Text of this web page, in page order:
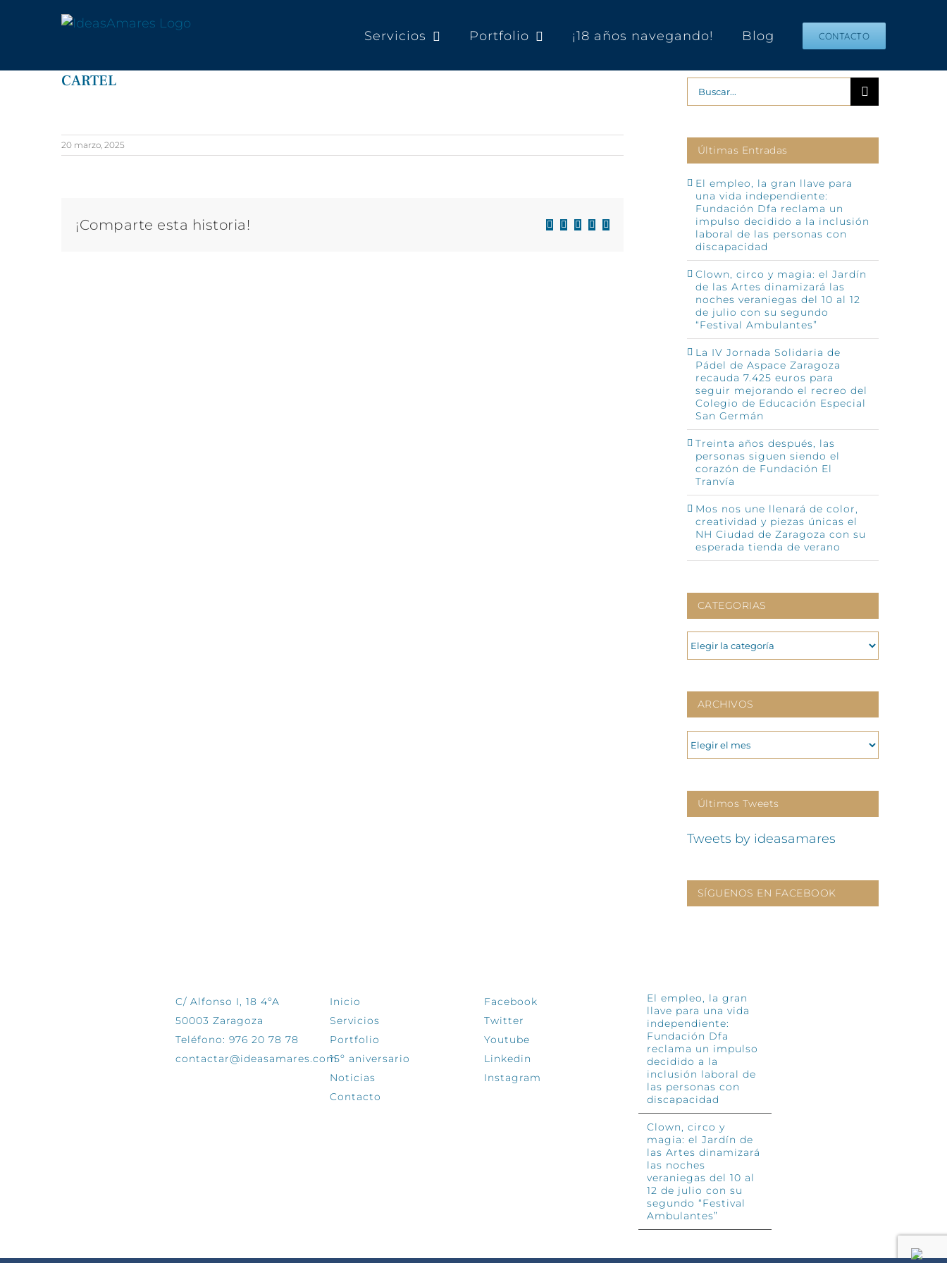
Servicios Portfolio ¡18 años navegando! Blog CONTACTO
CARTEL
20 marzo, 2025
¡Comparte esta historia! Facebook
X LinkedIn
WhatsApp
Correo
Buscar:
Últimas Entradas
El empleo, la gran llave para
una vida independiente:
Fundación Dfa reclama un
impulso decidido a la inclusión
laboral de las personas con
discapacidad
Clown, circo y magia: el Jardín
de las Artes dinamizará las
noches veraniegas del 10 al 12
de julio con su segundo
“Festival Ambulantes”
La IV Jornada Solidaria de
Pádel de Aspace Zaragoza
recauda 7.425 euros para
seguir mejorando el recreo del
Colegio de Educación Especial
San Germán
Treinta años después, las
personas siguen siendo el
corazón de Fundación El
Tranvía
Mos nos une llenará de color,
creatividad y piezas únicas el
NH Ciudad de Zaragoza con su
esperada tienda de verano
CATEGORIAS
CATEGORIAS
ARCHIVOS
ARCHIVOS
Últimos Tweets
Tweets by ideasamares
SÍGUENOS EN FACEBOOK
C/ Alfonso I, 18 4ºA
50003 Zaragoza
Teléfono: 976 20 78 78
contactar@ideasamares.com
Inicio
Servicios
Portfolio
15º aniversario
Noticias
Contacto
Facebook
Twitter
Youtube
Linkedin
Instagram
El empleo, la gran
llave para una vida
independiente:
Fundación Dfa
reclama un impulso
decidido a la
inclusión laboral de
las personas con
discapacidad
Clown, circo y
magia: el Jardín de
las Artes dinamizará
las noches
veraniegas del 10 al
12 de julio con su
segundo “Festival
Ambulantes”